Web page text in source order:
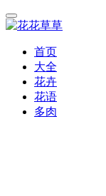
首页
大全
花卉
花语
多肉